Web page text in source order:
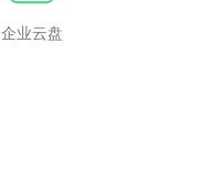
企业云盘